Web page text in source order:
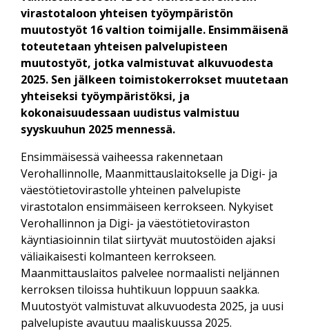
virastotaloon yhteisen työympäristön
muutostyöt 16 valtion toimijalle. Ensimmäisenä
toteutetaan yhteisen palvelupisteen
muutostyöt, jotka valmistuvat alkuvuodesta
2025. Sen jälkeen toimistokerrokset muutetaan
yhteiseksi työympäristöksi, ja
kokonaisuudessaan uudistus valmistuu
syyskuuhun 2025 mennessä.
Ensimmäisessä vaiheessa rakennetaan
Verohallinnolle, Maanmittauslaitokselle ja Digi- ja
väestötietovirastolle yhteinen palvelupiste
virastotalon ensimmäiseen kerrokseen. Nykyiset
Verohallinnon ja Digi- ja väestötietoviraston
käyntiasioinnin tilat siirtyvät muutostöiden ajaksi
väliaikaisesti kolmanteen kerrokseen.
Maanmittauslaitos palvelee normaalisti neljännen
kerroksen tiloissa huhtikuun loppuun saakka.
Muutostyöt valmistuvat alkuvuodesta 2025, ja uusi
palvelupiste avautuu maaliskuussa 2025.